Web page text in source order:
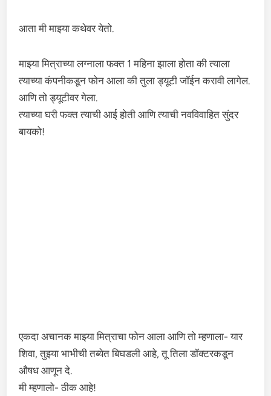
आता मी माझ्या कथेवर येतो.
माझ्या मित्राच्या लग्नाला फक्त 1 महिना झाला होता की त्याला
त्याच्या कंपनीकडून फोन आला की तुला ड्यूटी जॉईन करावी लागेल.
आणि तो ड्यूटीवर गेला.
त्याच्या घरी फक्त त्याची आई होती आणि त्याची नवविवाहित सुंदर
बायको!
एकदा अचानक माझ्या मित्राचा फोन आला आणि तो म्हणाला- यार
शिवा, तुझ्या भाभीची तब्येत बिघडली आहे, तू तिला डॉक्टरकडून
औषध आणून दे.
मी म्हणालो- ठीक आहे!